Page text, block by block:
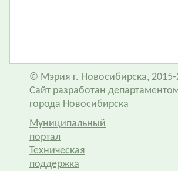
© Мэрия г. Новосибирска, 2015-
Сайт разработан
города Новосибирска
Муниципальный
портал
Техническая
поддержка